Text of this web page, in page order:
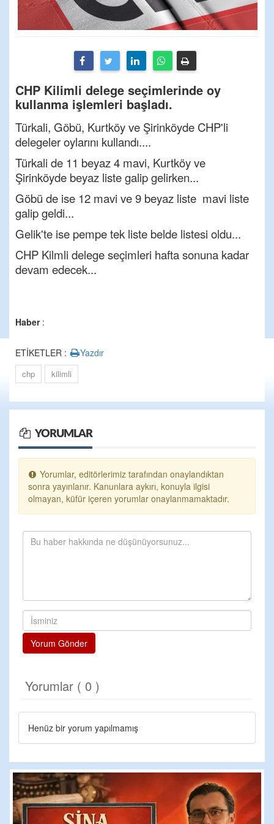
CHP Kilimli delege seçimlerinde oy
kullanma işlemleri başladı.
Türkali, Göbü, Kurtköy ve Şirinköyde CHP'li
delegeler oylarını kullandı....
Türkali de 11 beyaz 4 mavi, Kurtköy ve
Şirinköyde beyaz liste galip gelirken...
Göbü de ise 12 mavi ve 9 beyaz liste mavi liste
galip geldi...
Gelik'te ise pempe tek liste belde listesi oldu...
CHP Kilmli delege seçimleri hafta sonuna kadar
devam edecek...
Haber:
ETİKETLER : Yazdır
chp kilimli
YORUMLAR
Yorumlar, editörlerimiz tarafından onaylandıktan
sonra yayınlanır. Kanunlara aykırı, konuyla ilgisi
olmayan, küfür içeren yorumlar onaylanmamaktadır.
Yorum Gönder
Yorumlar ( 0 )
Henüz bir yorum yapılmamış